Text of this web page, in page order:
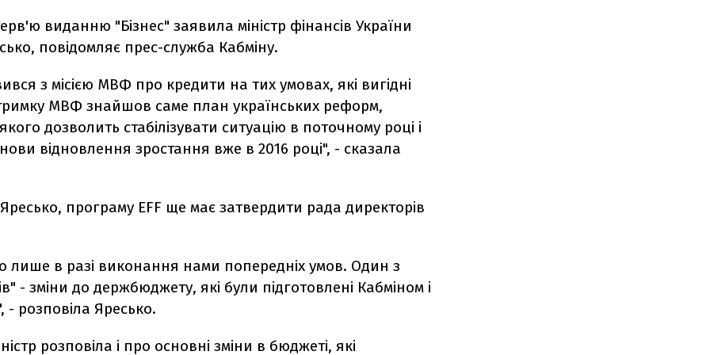
виданню "Бізнес" заявила міністр фінансів України
повідомляє прес-служба Кабміну.
з місією МВФ про кредити на тих умовах, які вигідні
МВФ знайшов саме план українських реформ,
дозволить стабілізувати ситуацію в поточному році і
відновлення зростання вже в 2016 році", - сказала
програму EFF ще має затвердити рада директорів
лише в разі виконання нами попередніх умов. Один з
- зміни до держбюджету, які були підготовлені Кабміном і
- розповіла Яресько.
розповіла і про основні зміни в бюджеті, які